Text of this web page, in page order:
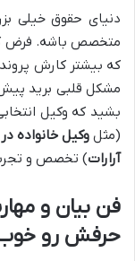
دنیای حقوق خیلی
متخصص باشه. فرض
که بیشتر کارش
مشکل قلبی برید
بشید که وکیل
(مثلوکیل خانواده در
آرارات) تخصص و
فن بیان و
حرفش رو خوب